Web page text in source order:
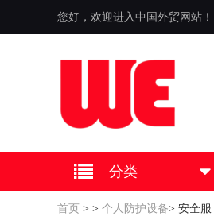
您好，欢迎进入中国外贸网站！
分类
首页 > > 个人防护设备> 安全服